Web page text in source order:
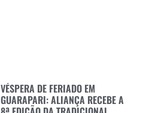
VÉSPERA DE FERIADO EM
GUARAPARI: ALIANÇA RECEBE A